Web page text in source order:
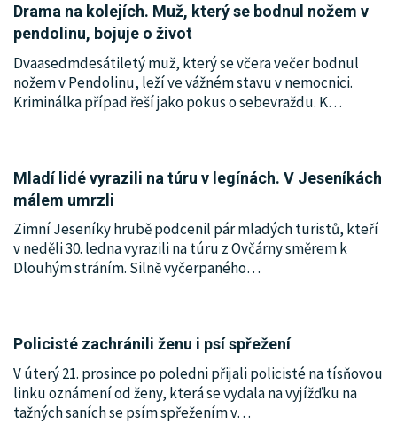
Drama na kolejích. Muž, který se bodnul nožem v
pendolinu, bojuje o život
Dvaasedmdesátiletý muž, který se včera večer bodnul
nožem v Pendolinu, leží ve vážném stavu v nemocnici.
Kriminálka případ řeší jako pokus o sebevraždu. K…
Mladí lidé vyrazili na túru v legínách. V Jeseníkách
málem umrzli
Zimní Jeseníky hrubě podcenil pár mladých turistů, kteří
v neděli 30. ledna vyrazili na túru z Ovčárny směrem k
Dlouhým stráním. Silně vyčerpaného…
Policisté zachránili ženu i psí spřežení
V úterý 21. prosince po poledni přijali policisté na tísňovou
linku oznámení od ženy, která se vydala na vyjížďku na
tažných saních se psím spřežením v…